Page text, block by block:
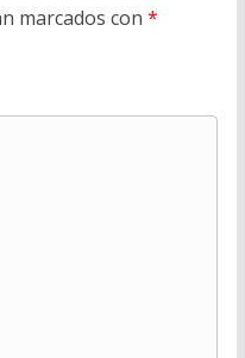
marcados con *